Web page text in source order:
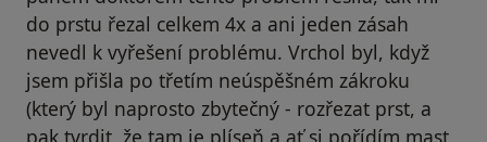
do prstu řezal celkem 4x a ani jeden zásah
nevedl k vyřešení problému. Vrchol byl, když
jsem přišla po třetím neúspěšném zákroku
(který byl naprosto zbytečný - rozřezat prst, a
pak tvrdit, že tam je plíseň a ať si pořídím mast